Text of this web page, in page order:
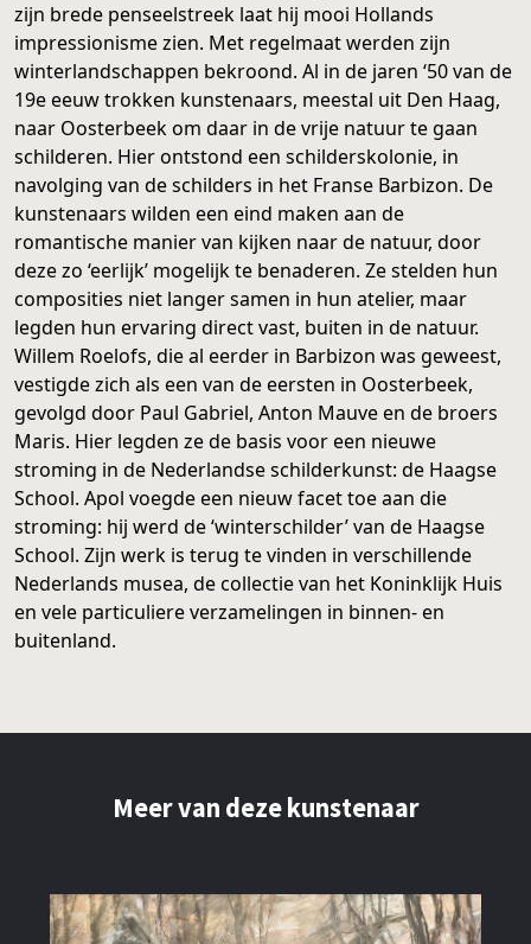
zijn brede penseelstreek laat hij mooi Hollands
impressionisme zien. Met regelmaat werden zijn
winterlandschappen bekroond. Al in de jaren ‘50 van de
19e eeuw trokken kunstenaars, meestal uit Den Haag,
naar Oosterbeek om daar in de vrije natuur te gaan
schilderen. Hier ontstond een schilderskolonie, in
navolging van de schilders in het Franse Barbizon. De
kunstenaars wilden een eind maken aan de
romantische manier van kijken naar de natuur, door
deze zo ‘eerlijk’ mogelijk te benaderen. Ze stelden hun
composities niet langer samen in hun atelier, maar
legden hun ervaring direct vast, buiten in de natuur.
Willem Roelofs, die al eerder in Barbizon was geweest,
vestigde zich als een van de eersten in Oosterbeek,
gevolgd door Paul Gabriel, Anton Mauve en de broers
Maris. Hier legden ze de basis voor een nieuwe
stroming in de Nederlandse schilderkunst: de Haagse
School. Apol voegde een nieuw facet toe aan die
stroming: hij werd de ‘winterschilder’ van de Haagse
School. Zijn werk is terug te vinden in verschillende
Nederlands musea, de collectie van het Koninklijk Huis
en vele particuliere verzamelingen in binnen- en
buitenland.
Meer van deze kunstenaar